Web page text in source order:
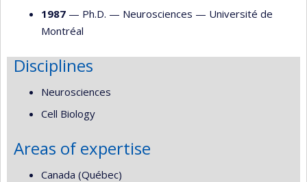
1987 — Ph.D. — Neurosciences — Université de
Montréal
Disciplines
Neurosciences
Cell Biology
Areas of expertise
Canada (Québec)